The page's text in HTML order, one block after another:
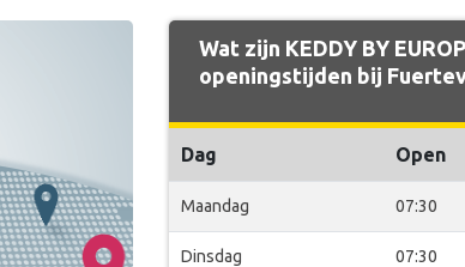
Wat zijn KEDDY BY
openingstijden bij
Dag Open
Maandag 07:30
Dinsdag 07:30